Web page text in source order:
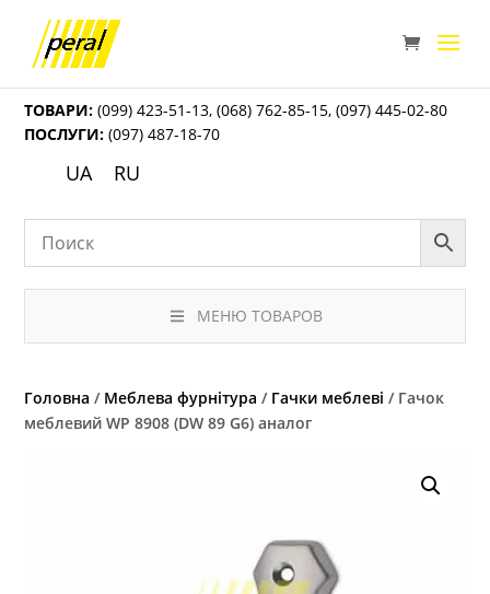
ТОВАРИ: (099) 423-51-13,(068) 762-85-15,(097) 445-02-80
ПОСЛУГИ: (097) 487-18-70
UA RU
МЕНЮ ТОВАРОВ
Головна / Меблева фурнітура / Гачки меблеві / Гачок
меблевий WР 8908 (DW 89 G6) аналог